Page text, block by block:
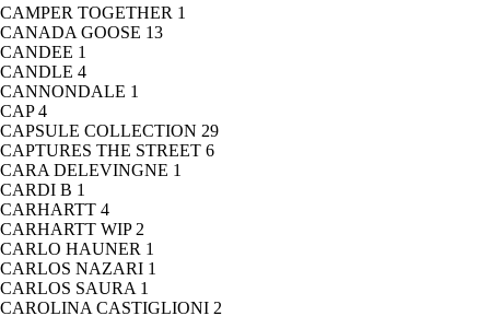
CAMPER TOGETHER 1
CANADA GOOSE 13
CANDEE 1
CANDLE 4
CANNONDALE 1
CAP4
CAPSULE COLLECTION 29
CAPTURES THE STREET 6
CARA DELEVINGNE 1
CARDI B 1
CARHARTT 4
CARHARTT WIP 2
CARLO HAUNER 1
CARLOS NAZARI 1
CARLOS SAURA 1
CAROLINA CASTIGLIONI 2